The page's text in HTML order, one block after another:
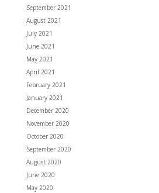
September 2021
August 2021
July 2021
June 2021
May 2021
April 2021
February 2021
January 2021
December 2020
November 2020
October 2020
September 2020
August 2020
June 2020
May 2020